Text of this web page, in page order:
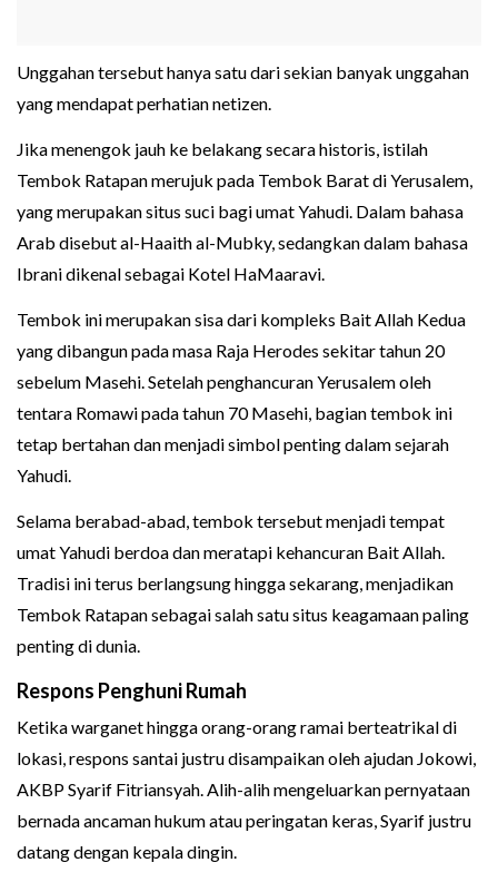
Unggahan tersebut hanya satu dari sekian banyak unggahan
yang mendapat perhatian netizen.
Jika menengok jauh ke belakang secara historis, istilah
Tembok Ratapan merujuk pada Tembok Barat di Yerusalem,
yang merupakan situs suci bagi umat Yahudi. Dalam bahasa
Arab disebut al-Haaith al-Mubky, sedangkan dalam bahasa
Ibrani dikenal sebagai Kotel HaMaaravi.
Tembok ini merupakan sisa dari kompleks Bait Allah Kedua
yang dibangun pada masa Raja Herodes sekitar tahun 20
sebelum Masehi. Setelah penghancuran Yerusalem oleh
tentara Romawi pada tahun 70 Masehi, bagian tembok ini
tetap bertahan dan menjadi simbol penting dalam sejarah
Yahudi.
Selama berabad-abad, tembok tersebut menjadi tempat
umat Yahudi berdoa dan meratapi kehancuran Bait Allah.
Tradisi ini terus berlangsung hingga sekarang, menjadikan
Tembok Ratapan sebagai salah satu situs keagamaan paling
penting di dunia.
Respons Penghuni Rumah
Ketika warganet hingga orang-orang ramai berteatrikal di
lokasi, respons santai justru disampaikan oleh ajudan Jokowi,
AKBP Syarif Fitriansyah. Alih-alih mengeluarkan pernyataan
bernada ancaman hukum atau peringatan keras, Syarif justru
datang dengan kepala dingin.